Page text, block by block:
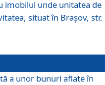
imobilul unde unitatea de
situat în Braşov, str.
a unor bunuri aflate în